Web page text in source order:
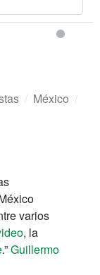
/ México /
varios
, la
.”Guillermo